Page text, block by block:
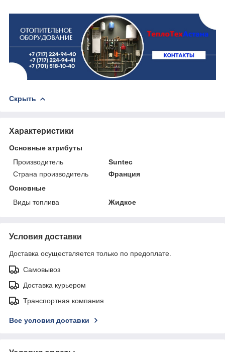
Скрыть
Характеристики
Основные атрибуты
Производитель
Suntec
Страна производитель
Франция
Основные
Виды топлива
Жидкое
Условия доставки
Доставка осуществляется только по предоплате.
Самовывоз
Доставка курьером
Транспортная компания
Все условия доставки